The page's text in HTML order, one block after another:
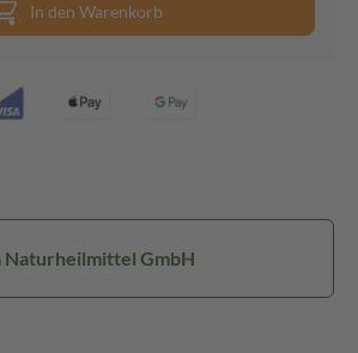
In den Warenkorb
GmbH